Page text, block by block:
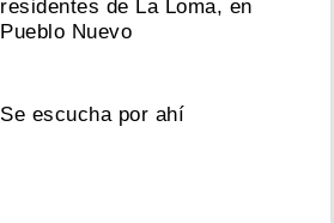
residentes de La Loma, en
Pueblo Nuevo
Se escucha por ahí